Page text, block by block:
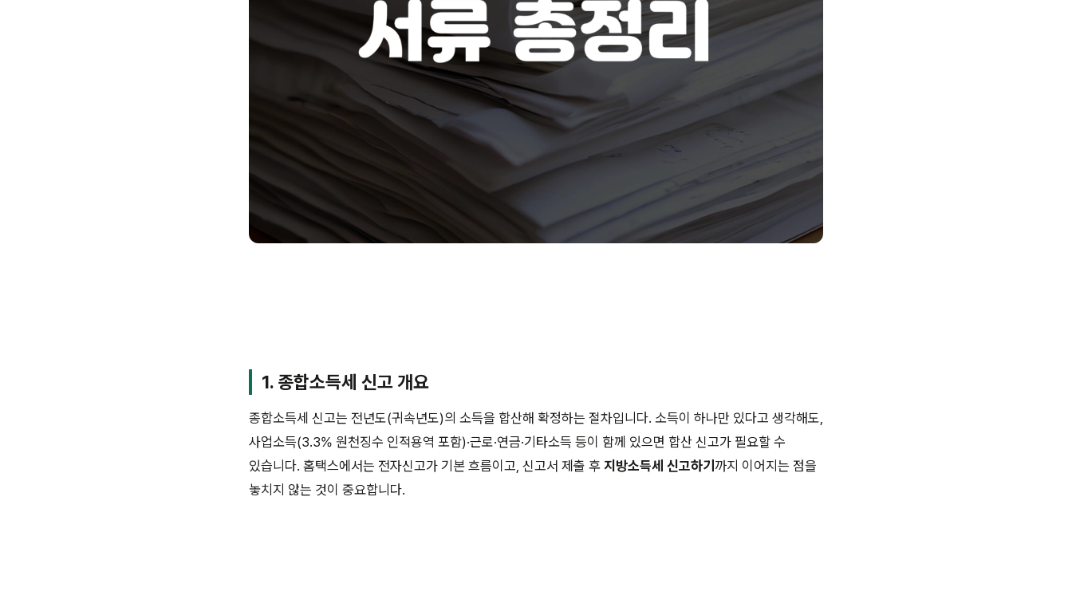
1. 종합소득세 신고 개요
종합소득세 신고는 전년도(귀속년도)의 소득을 합산해 확정하는 절차입니다. 소득이 하나만 있다고 생각해도,
사업소득(3.3% 원천징수 인적용역 포함)·근로·연금·기타소득 등이 함께 있으면 합산 신고가 필요할 수
있습니다. 홈택스에서는 전자신고가 기본 흐름이고, 신고서 제출 후 지방소득세 신고하기 까지 이어지는 점을
놓치지 않는 것이 중요합니다.